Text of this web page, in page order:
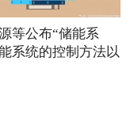
等公布“储能系
系统的控制方法以